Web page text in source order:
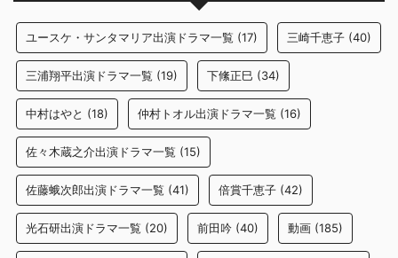
ユースケ・サンタマリア出演ドラマ一覧 (17) 三崎千恵子 (40)
三浦翔平出演ドラマ一覧 (19) 下絛正巳 (34)
中村はやと (18) 仲村トオル出演ドラマ一覧 (16)
佐々木蔵之介出演ドラマ一覧 (15)
佐藤蛾次郎出演ドラマ一覧 (41) 倍賞千恵子 (42)
光石研出演ドラマ一覧 (20) 前田吟 (40) 動画 (185)